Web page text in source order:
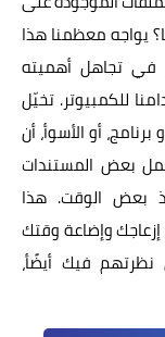
يواجه معظمنا هذا
في تجاهل أهميته
للكمبيوتر. تخيّل
أو الأسوأ، أن
بعض المستندات
بعض الوقت. هذا
إزعاجك وإضاعة وقتك
فيك أيضًأ،